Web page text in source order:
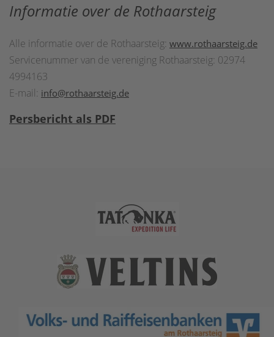
Informatie over de Rothaarsteig
Alle informatie over de Rothaarsteig: www.rothaarsteig.de
Servicenummer van de vereniging Rothaarsteig: 02974
4994163
E-mail: info@rothaarsteig.de
Persbericht als PDF